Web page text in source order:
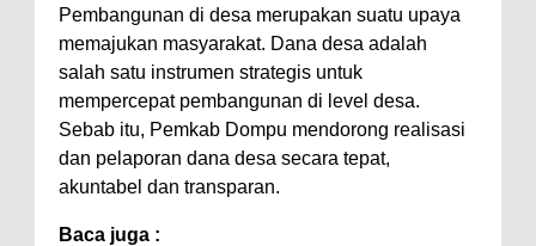
Pembangunan di desa merupakan suatu upaya
memajukan masyarakat. Dana desa adalah
salah satu instrumen strategis untuk
mempercepat pembangunan di level desa.
Sebab itu, Pemkab Dompu mendorong realisasi
dan pelaporan dana desa secara tepat,
akuntabel dan transparan.
Baca juga :